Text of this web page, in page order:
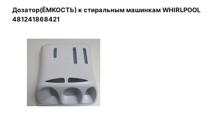
Дозатор(ЁМКОСТЬ) к стиральным машинкам WHIRLPOOL
481241868421